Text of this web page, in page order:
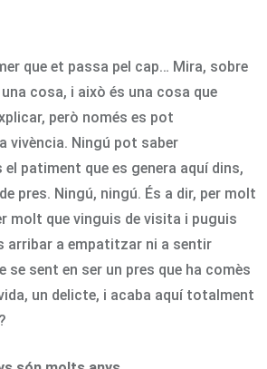
que et passa pel cap… Mira, sobre
cosa, i això és una cosa que
però només es pot
vivència. Ningú pot saber
patiment que es genera aquí dins,
pres. Ningú, ningú. És a dir, per molt
molt que vinguis de visita i puguis
arribar a empatitzar ni a sentir
se sent en ser un pres que ha comès
un delicte, i acaba aquí totalment